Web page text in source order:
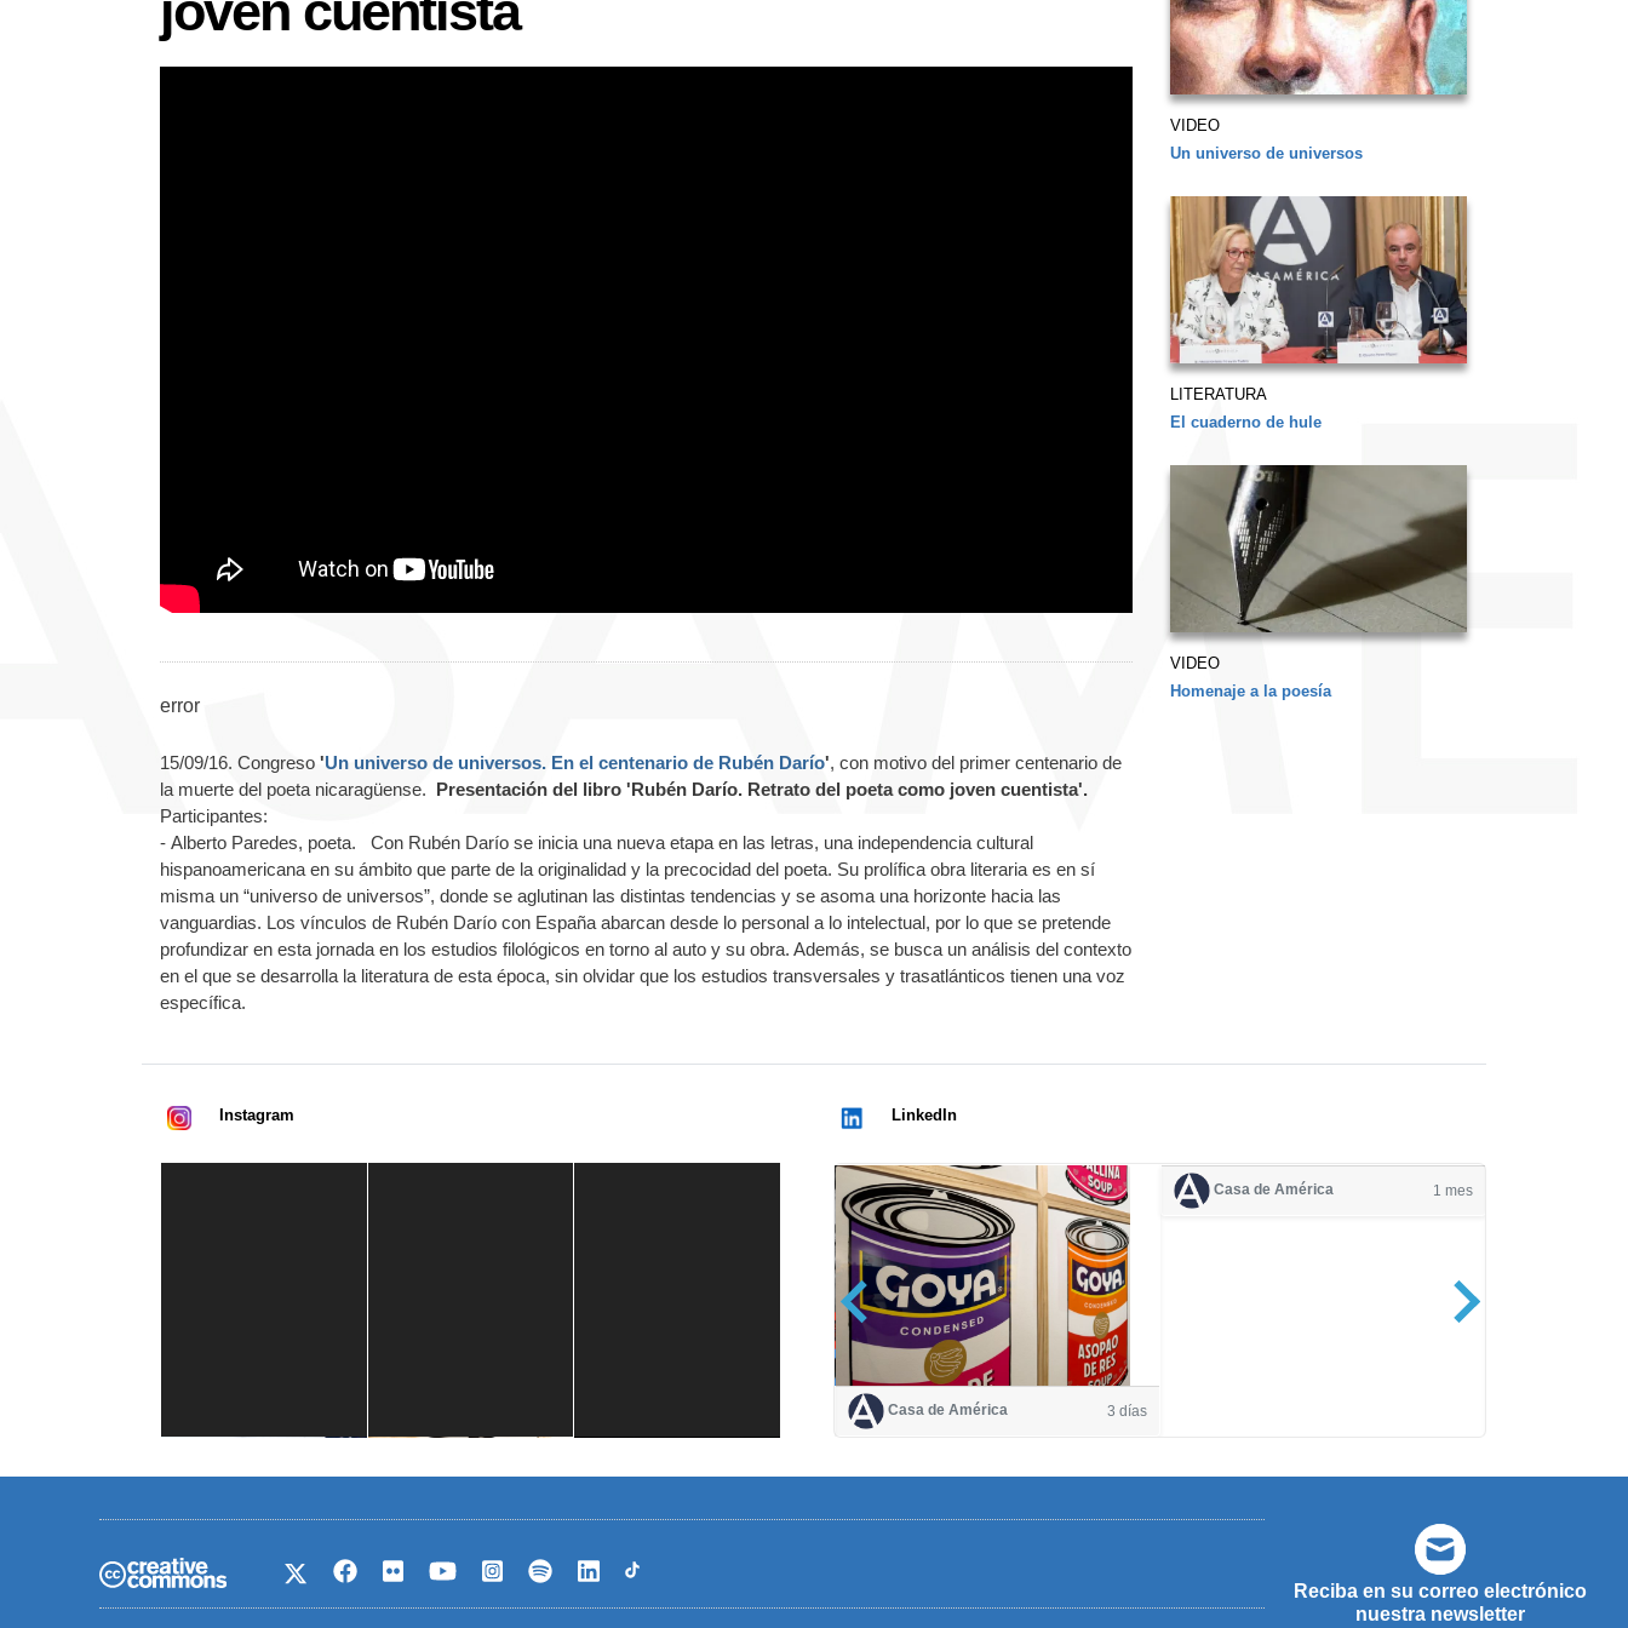
error
15/09/16. Congreso 'Un universo de universos. En el centenario de Rubén Darío', con motivo del primer centenario de
la muerte del poeta nicaragüense. Presentación del libro 'Rubén Darío. Retrato del poeta como joven cuentista'.
Participantes:
- Alberto Paredes, poeta. Con Rubén Darío se inicia una nueva etapa en las letras, una independencia cultural
hispanoamericana en su ámbito que parte de la originalidad y la precocidad del poeta. Su prolífica obra literaria es en sí
misma un “universo de universos”, donde se aglutinan las distintas tendencias y se asoma una horizonte hacia las
vanguardias. Los vínculos de Rubén Darío con España abarcan desde lo personal a lo intelectual, por lo que se pretende
profundizar en esta jornada en los estudios filológicos en torno al auto y su obra. Además, se busca un análisis del contexto
en el que se desarrolla la literatura de esta época, sin olvidar que los estudios transversales y trasatlánticos tienen una voz
específica.
VIDEO
Un universo de universos
LITERATURA
El cuaderno de hule
VIDEO
Homenaje a la poesía
Instagram LinkedIn
Casa de América 3 días
Casa de América 1 mes
Reciba en su correo electrónico
nuestra newsletter